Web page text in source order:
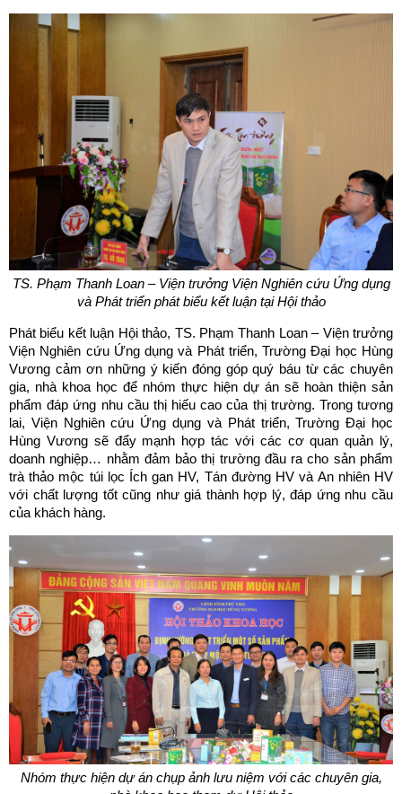
TS. Phạm Thanh Loan – Viện trưởng Viện Nghiên cứu Ứng dụng
và Phát triển phát biểu kết luận tại Hội thảo
Phát biểu kết luận Hội thảo, TS. Phạm Thanh Loan – Viện trưởng
Viện Nghiên cứu Ứng dụng và Phát triển, Trường Đại học Hùng
Vương cảm ơn những ý kiến đóng góp quý báu từ các chuyên
gia, nhà khoa học để nhóm thực hiện dự án sẽ hoàn thiện sản
phẩm đáp ứng nhu cầu thị hiếu cao của thị trường. Trong tương
lai, Viện Nghiên cứu Ứng dụng và Phát triển, Trường Đại học
Hùng Vương sẽ đẩy mạnh hợp tác với các cơ quan quản lý,
doanh nghiệp… nhằm đảm bảo thị trường đầu ra cho sản phẩm
trà thảo mộc túi lọc Ích gan HV, Tán đường HV và An nhiên HV
với chất lượng tốt cũng như giá thành hợp lý, đáp ứng nhu cầu
của khách hàng.
Nhóm thực hiện dự án chụp ảnh lưu niệm với các chuyên gia,